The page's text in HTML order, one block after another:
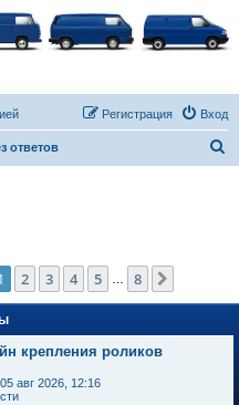
Вход
Регистрация
ответов
из
2 3 4 5 8
крепления роликов
05 авг 2026, 12:16